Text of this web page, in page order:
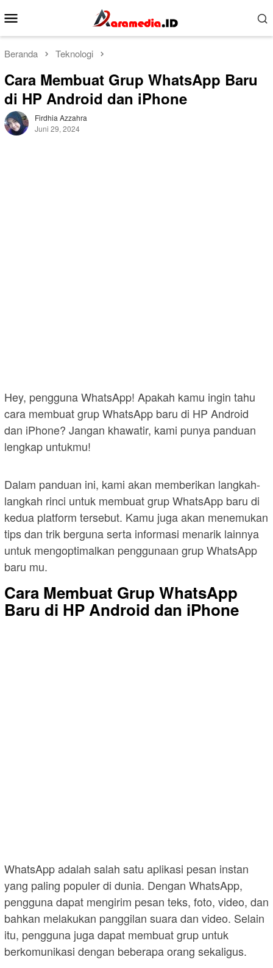
ke
kontenMobile
Beranda Teknologi
Cara Membuat Grup WhatsApp Baru
di HP Android dan iPhone
Firdhia Azzahra
Juni 29, 2024
Hey, pengguna WhatsApp! Apakah kamu ingin tahu
cara membuat grup WhatsApp baru di HP Android
dan iPhone? Jangan khawatir, kami punya panduan
lengkap untukmu!
Dalam panduan ini, kami akan memberikan langkah-
langkah rinci untuk membuat grup WhatsApp baru di
kedua platform tersebut. Kamu juga akan menemukan
tips dan trik berguna serta informasi menarik lainnya
untuk mengoptimalkan penggunaan grup WhatsApp
baru mu.
Cara Membuat Grup WhatsApp
Baru di HP Android dan iPhone
WhatsApp adalah salah satu aplikasi pesan instan
yang paling populer di dunia. Dengan WhatsApp,
pengguna dapat mengirim pesan teks, foto, video, dan
bahkan melakukan panggilan suara dan video. Selain
itu, pengguna juga dapat membuat grup untuk
berkomunikasi dengan beberapa orang sekaligus.